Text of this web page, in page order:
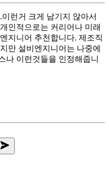
런거 크게 남기지 않아서
인적으로는 커리어나 미래
지니어 추천합니다. 제조직
만 설비엔지니어는 나중에
나 이런것들을 인정해줍니